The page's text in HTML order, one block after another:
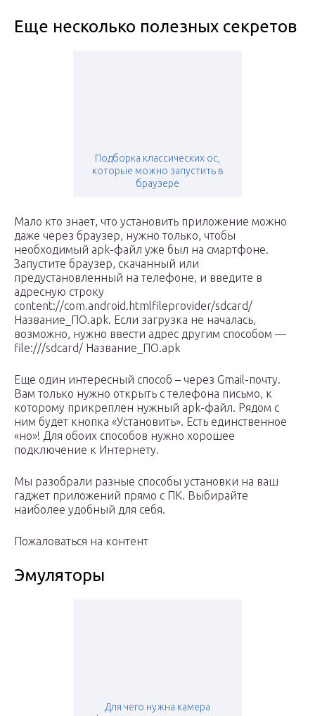
Еще несколько полезных секретов
Подборка классических ос,
которые можно запустить в
браузере
Мало кто знает, что установить приложение можно
даже через браузер, нужно только, чтобы
необходимый apk-файл уже был на смартфоне.
Запустите браузер, скачанный или
предустановленный на телефоне, и введите в
адресную строку
content://com.android.htmlfileprovider/sdcard/
Название_ПО.apk. Если загрузка не началась,
возможно, нужно ввести адрес другим способом —
file:///sdcard/ Название_ПО.apk
Еще один интересный способ – через Gmail-почту.
Вам только нужно открыть с телефона письмо, к
которому прикреплен нужный apk-файл. Рядом с
ним будет кнопка «Установить». Есть единственное
«но»! Для обоих способов нужно хорошее
подключение к Интернету.
Мы разобрали разные способы установки на ваш
гаджет приложений прямо с ПК. Выбирайте
наиболее удобный для себя.
Пожаловаться на контент
Эмуляторы
Для чего нужна камера